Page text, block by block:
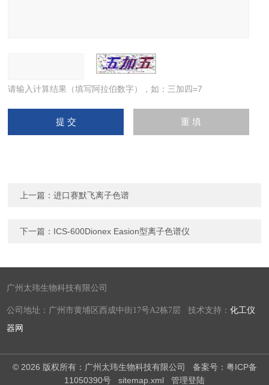
请输入计算结果（填写阿拉伯数字），如：三加四=7
上一篇：进口赛默飞离子色谱
下一篇： ICS-600Dionex Easion型离子色谱仪
广州太玮生物科技有限公司
公司地址：广州市黄埔区西成中街17号A2栋7层 技术支持：化工仪
器网
© 2026 版权所有：广州太玮生物科技有限公司 备案号：粤ICP备
11050390号
sitemap.xml 管理登陆